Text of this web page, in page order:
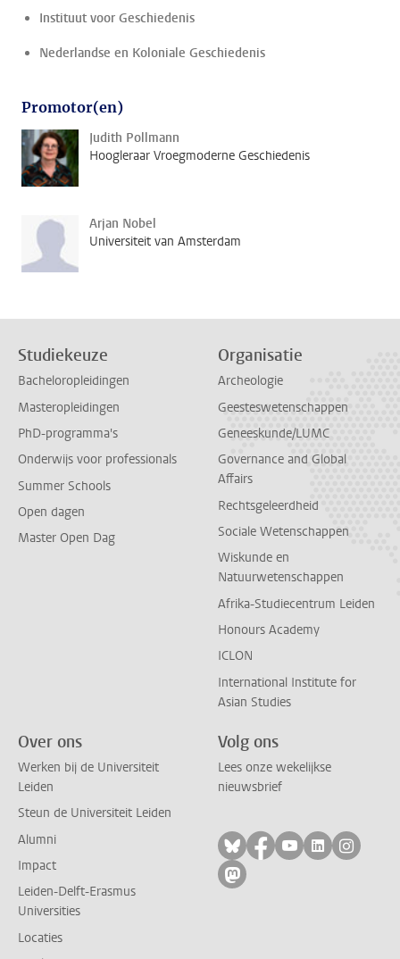
Instituut voor Geschiedenis
Nederlandse en Koloniale Geschiedenis
Promotor(en)
Judith Pollmann
Hoogleraar Vroegmoderne Geschiedenis
Arjan Nobel
Universiteit van Amsterdam
Studiekeuze
Bacheloropleidingen
Masteropleidingen
PhD-programma's
Onderwijs voor professionals
Summer Schools
Open dagen
Master Open Dag
Organisatie
Archeologie
Geesteswetenschappen
Geneeskunde/LUMC
Governance and Global
Affairs
Rechtsgeleerdheid
Sociale Wetenschappen
Wiskunde en
Natuurwetenschappen
Afrika-Studiecentrum Leiden
Honours Academy
ICLON
International Institute for
Asian Studies
Over ons
Werken bij de Universiteit
Leiden
Steun de Universiteit Leiden
Alumni
Impact
Leiden-Delft-Erasmus
Universities
Locaties
Volg ons
Lees onze wekelijkse
nieuwsbrief
Volg ons op bluesky
Volg ons op
Volg ons op
Volg ons
Volg
Volg ons op mastodon